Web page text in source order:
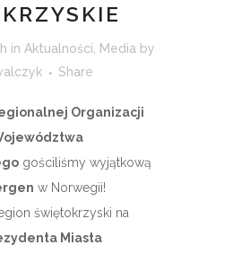
in Aktualności Media by
Share
Organizacji
gościliśmy wyjątkową
w Norwegii!
świętokrzyski na
Miasta